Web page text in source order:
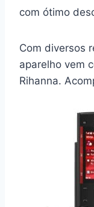
com ótimo
Com diversos
aparelho vem
Rihanna.